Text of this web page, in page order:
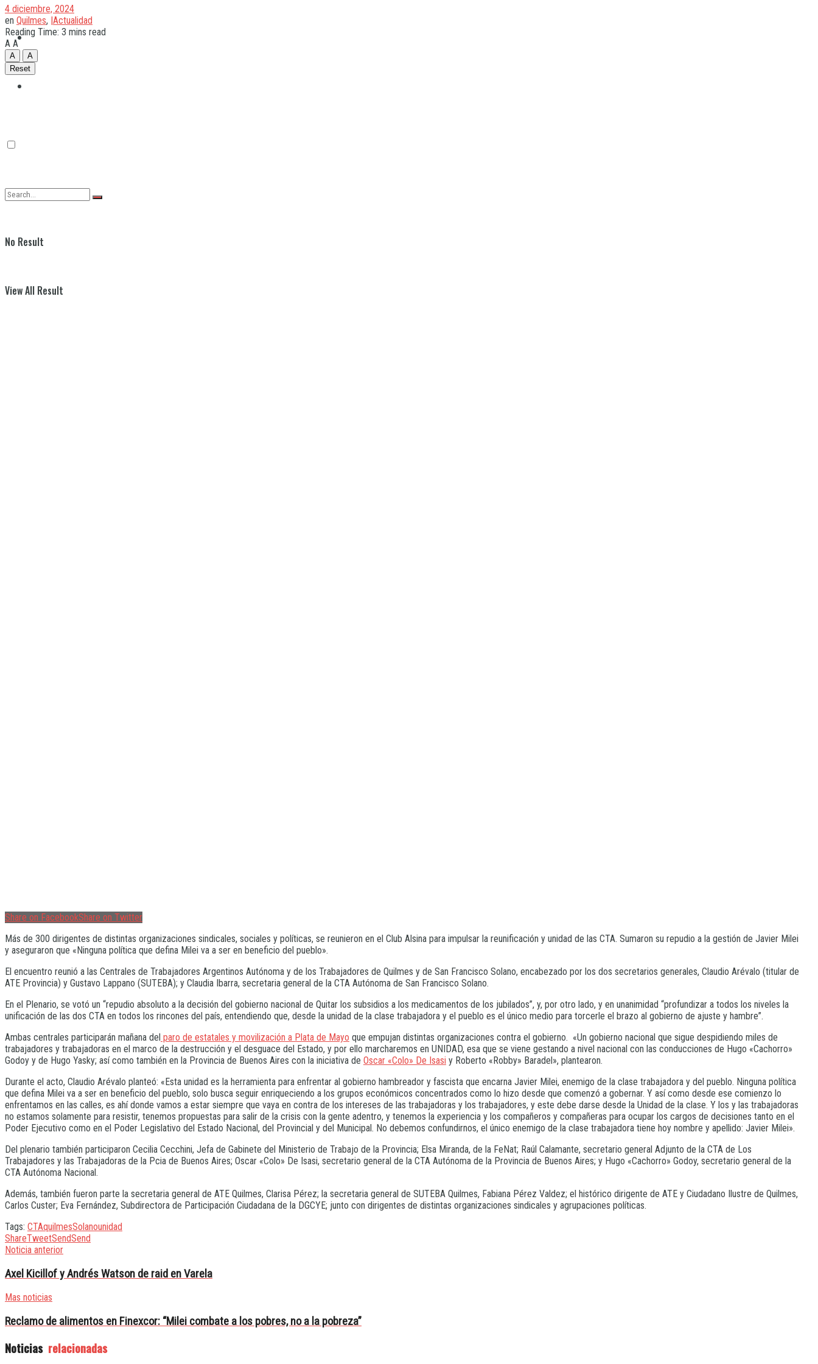
Quilmes
No Result
View All Result
4 diciembre, 2024
en Quilmes, |Actualidad
Reading Time: 3 mins read
A A
A
A
Reset
Share on FacebookShare on Twitter
Más de 300 dirigentes de distintas organizaciones sindicales, sociales y políticas, se reunieron en el Club Alsina para impulsar la reunificación y unidad de las CTA. Sumaron su repudio a la gestión de Javier Milei
y aseguraron que «Ninguna política que defina Milei va a ser en beneficio del pueblo».
El encuentro reunió a las Centrales de Trabajadores Argentinos Autónoma y de los Trabajadores de Quilmes y de San Francisco Solano, encabezado por los dos secretarios generales, Claudio Arévalo (titular de
ATE Provincia) y Gustavo Lappano (SUTEBA); y Claudia Ibarra, secretaria general de la CTA Autónoma de San Francisco Solano.
En el Plenario, se votó un “repudio absoluto a la decisión del gobierno nacional de Quitar los subsidios a los medicamentos de los jubilados”, y, por otro lado, y en unanimidad “profundizar a todos los niveles la
unificación de las dos CTA en todos los rincones del país, entendiendo que, desde la unidad de la clase trabajadora y el pueblo es el único medio para torcerle el brazo al gobierno de ajuste y hambre”.
Ambas centrales participarán mañana del paro de estatales y movilización a Plata de Mayo que empujan distintas organizaciones contra el gobierno. «Un gobierno nacional que sigue despidiendo miles de
trabajadores y trabajadoras en el marco de la destrucción y el desguace del Estado, y por ello marcharemos en UNIDAD, esa que se viene gestando a nivel nacional con las conducciones de Hugo «Cachorro»
Godoy y de Hugo Yasky; así como también en la Provincia de Buenos Aires con la iniciativa de Oscar «Colo» De Isasi y Roberto «Robby» Baradel», plantearon.
Durante el acto, Claudio Arévalo planteó: «Esta unidad es la herramienta para enfrentar al gobierno hambreador y fascista que encarna Javier Milei, enemigo de la clase trabajadora y del pueblo. Ninguna política
que defina Milei va a ser en beneficio del pueblo, solo busca seguir enriqueciendo a los grupos económicos concentrados como lo hizo desde que comenzó a gobernar. Y así como desde ese comienzo lo
enfrentamos en las calles, es ahí donde vamos a estar siempre que vaya en contra de los intereses de las trabajadoras y los trabajadores, y este debe darse desde la Unidad de la clase. Y los y las trabajadoras
no estamos solamente para resistir, tenemos propuestas para salir de la crisis con la gente adentro, y tenemos la experiencia y los compañeros y compañeras para ocupar los cargos de decisiones tanto en el
Poder Ejecutivo como en el Poder Legislativo del Estado Nacional, del Provincial y del Municipal. No debemos confundirnos, el único enemigo de la clase trabajadora tiene hoy nombre y apellido: Javier Milei».
Del plenario también participaron Cecilia Cecchini, Jefa de Gabinete del Ministerio de Trabajo de la Provincia; Elsa Miranda, de la FeNat; Raúl Calamante, secretario general Adjunto de la CTA de Los
Trabajadores y las Trabajadoras de la Pcia de Buenos Aires; Oscar «Colo» De Isasi, secretario general de la CTA Autónoma de la Provincia de Buenos Aires; y Hugo «Cachorro» Godoy, secretario general de la
CTA Autónoma Nacional.
Además, también fueron parte la secretaria general de ATE Quilmes, Clarisa Pérez; la secretaria general de SUTEBA Quilmes, Fabiana Pérez Valdez; el histórico dirigente de ATE y Ciudadano Ilustre de Quilmes,
Carlos Custer; Eva Fernández, Subdirectora de Participación Ciudadana de la DGCYE; junto con dirigentes de distintas organizaciones sindicales y agrupaciones políticas.
Tags: CTAquilmesSolanounidad
ShareTweetSendSend
Noticia anterior
Axel Kicillof y Andrés Watson de raid en Varela
Mas noticias
Reclamo de alimentos en Finexcor: “Milei combate a los pobres, no a la pobreza”
Noticias relacionadas